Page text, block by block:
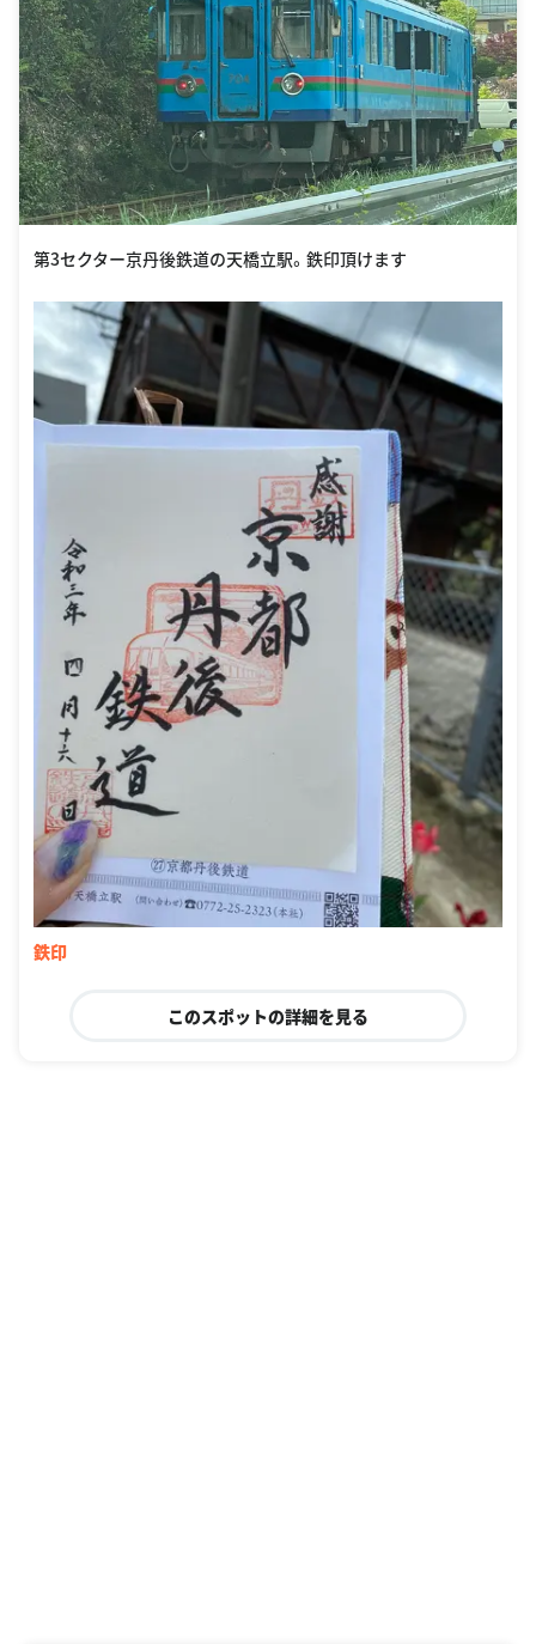
第3セクター京丹後鉄道の天橋立駅。鉄印頂けます
鉄印
このスポットの詳細を見る